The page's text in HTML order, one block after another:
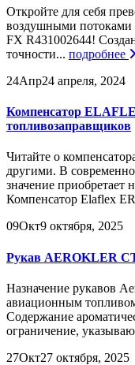
Откройте для себя
воздушными потоками
FX R431002644!
точности... подробнее
24Апр24 апреля, 2024
Компенсатор
топливозаправщиков
Читайте о
другими. В
значение приобретает
Компенсатор Elaflex
09Окт9 октября, 2025
Рукав AEROKLER
Назначение рукавов
авиационным
Содержание
ограничение,
27Окт27 октября, 2025